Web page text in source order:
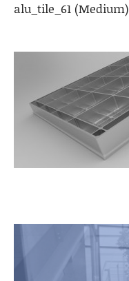
alu_tile_61 (Medium)